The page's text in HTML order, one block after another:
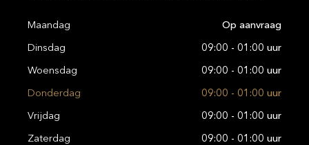
Maandag Op aanvraag
Dinsdag 09:00 - 01:00 uur
Woensdag 09:00 - 01:00 uur
Donderdag 09:00 - 01:00 uur
Vrijdag 09:00 - 01:00 uur
Zaterdag 09:00 - 01:00 uur